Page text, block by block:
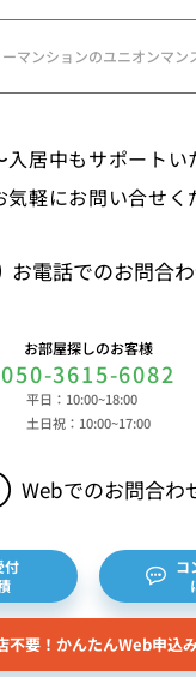
マンションのユニオンマン
居中もサポートい
軽にお問い合せく
お電話でのお問合
お部屋探しのお客様
050-3615-6082
平日：10:00~18:00
土日祝：10:00~17:00
Webでのお問合わ
付
コ
不要！かんたんWeb申込